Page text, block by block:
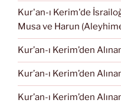
Kur'an-ı Kerim'de
Musa ve Harun
Kur’an-ı Kerim’den
Kur’an-ı Kerim’den
Kur’an-ı Kerim’den